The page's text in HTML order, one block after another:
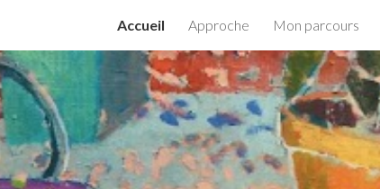
Skip to navigation
Accueil Approche Mon parcours